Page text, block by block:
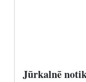
Jūrkalnē